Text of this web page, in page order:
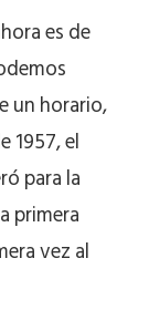
es de
un horario,
1957, el
para la
primera
vez al